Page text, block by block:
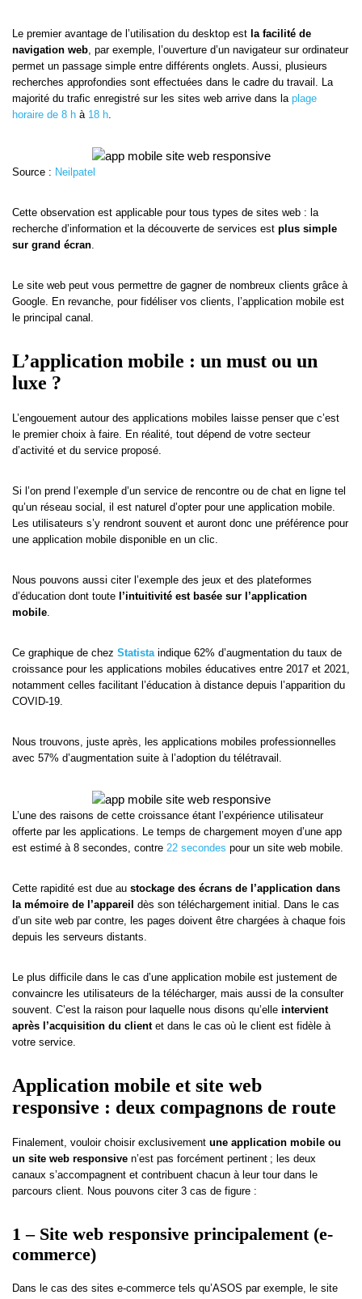
Le premier avantage de l’utilisation du desktop est la facilité de
navigation web , par exemple, l’ouverture d’un navigateur sur ordinateur
permet un passage simple entre différents onglets. Aussi, plusieurs
recherches approfondies sont effectuées dans le cadre du travail. La
majorité du trafic enregistré sur les sites web arrive dans la plage
horaire de 8 h à 18 h
Source : Neilpatel
Cette observation est applicable pour tous types de sites web : la
recherche d’information et la découverte de services est plus simple
sur grand écran
Le site web peut vous permettre de gagner de nombreux clients grâce à
Google. En revanche, pour fidéliser vos clients, l’application mobile est
le principal canal.
L’application mobile : un must ou un
luxe ?
L’engouement autour des applications mobiles laisse penser que c’est
le premier choix à faire. En réalité, tout dépend de votre secteur
d’activité et du service proposé.
Si l’on prend l’exemple d’un service de rencontre ou de chat en ligne tel
qu’un réseau social, il est naturel d’opter pour une application mobile.
Les utilisateurs s’y rendront souvent et auront donc une préférence pour
une application mobile disponible en un clic.
Nous pouvons aussi citer l’exemple des jeux et des plateformes
d’éducation dont toute l’intuitivité est basée sur l’application
mobile
Ce graphique de chez Statista indique 62% d’augmentation du taux de
croissance pour les applications mobiles éducatives entre 2017 et 2021,
notamment celles facilitant l’éducation à distance depuis l’apparition du
COVID-19.
Nous trouvons, juste après, les applications mobiles professionnelles
avec 57% d’augmentation suite à l’adoption du télétravail.
L’une des raisons de cette croissance étant l’expérience utilisateur
offerte par les applications. Le temps de chargement moyen d’une app
est estimé à 8 secondes, contre 22 secondes pour un site web mobile.
Cette rapidité est due au stockage des écrans de l’application dans
la mémoire de l’appareil dès son téléchargement initial. Dans le cas
d’un site web par contre, les pages doivent être chargées à chaque fois
depuis les serveurs distants.
Le plus difficile dans le cas d’une application mobile est justement de
convaincre les utilisateurs de la télécharger, mais aussi de la consulter
souvent. C’est la raison pour laquelle nous disons qu’elle intervient
après l’acquisition du client et dans le cas où le client est fidèle à
votre service.
Application mobile et site web
responsive : deux compagnons de route
Finalement, vouloir choisir exclusivement une application mobile ou
un site web responsive n’est pas forcément pertinent ; les deux
canaux s’accompagnent et contribuent chacun à leur tour dans le
parcours client. Nous pouvons citer 3 cas de figure :
1 – Site web responsive principalement (e-
commerce)
Dans le cas des sites e-commerce tels qu’ASOS par exemple, le site